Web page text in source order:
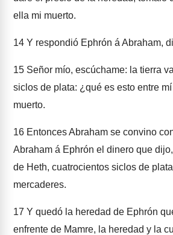
ella mi muerto.
14 Y respondió Ephrón á Abraham,
15 Señor mío, escúchame: la tierra
siclos de plata: ¿qué es esto entre
muerto.
16 Entonces Abraham se convino
Abraham á Ephrón el dinero que
de Heth, cuatrocientos siclos de
mercaderes.
17 Y quedó la heredad de Ephrón
enfrente de Mamre, la heredad y la